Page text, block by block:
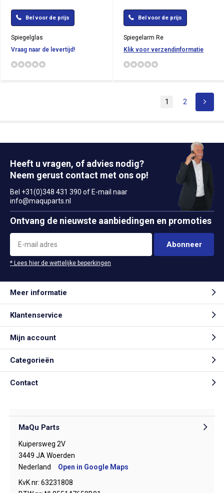
Bel voor de prijs
Spiegelglas
Vraag naar de levertijd!
Bel voor de prijs
Spiegelarm Re
Klik voor verzendinformatie
1 2
Heeft u vragen, of advies nodig?
Neem gerust contact met ons op!
Bel +31(0)348 431 390 of E-mail naar
info@maquparts.nl
Ontvang de nieuwste aanbiedingen en promoties
Abonneer
* Lees hier de wettelijke beperkingen
Meer informatie
Klantenservice
Mijn account
Categorieën
Contact
MaQu Parts
Kuipersweg 2V
3449 JA Woerden
Nederland
Open in Google Maps
KvK nr: 63231808